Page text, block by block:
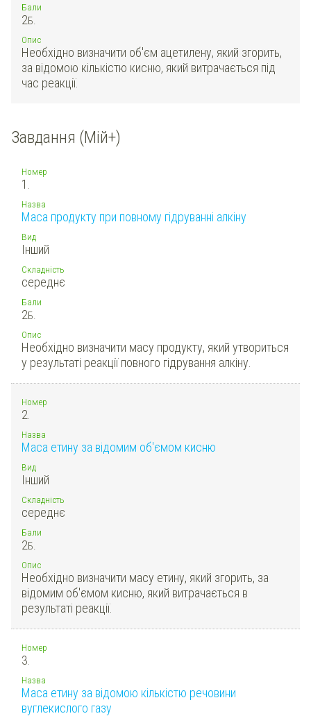
Бали
2Б.
Опис
Необхідно визначити об'єм ацетилену, який згорить,
за відомою кількістю кисню, який витрачається під
час реакції.
Завдання (Мій+)
Номер
1.
Назва
Маса продукту при повному гідруванні алкіну
Вид
Інший
Складність
середнє
Бали
2Б.
Опис
Необхідно визначити масу продукту, який утвориться
у результаті реакції повного гідрування алкіну.
Номер
2.
Назва
Маса етину за відомим об'ємом кисню
Вид
Інший
Складність
середнє
Бали
2Б.
Опис
Необхідно визначити масу етину, який згорить, за
відомим об'ємом кисню, який витрачається в
результаті реакції.
Номер
3.
Назва
Маса етину за відомою кількістю речовини
вуглекислого газу